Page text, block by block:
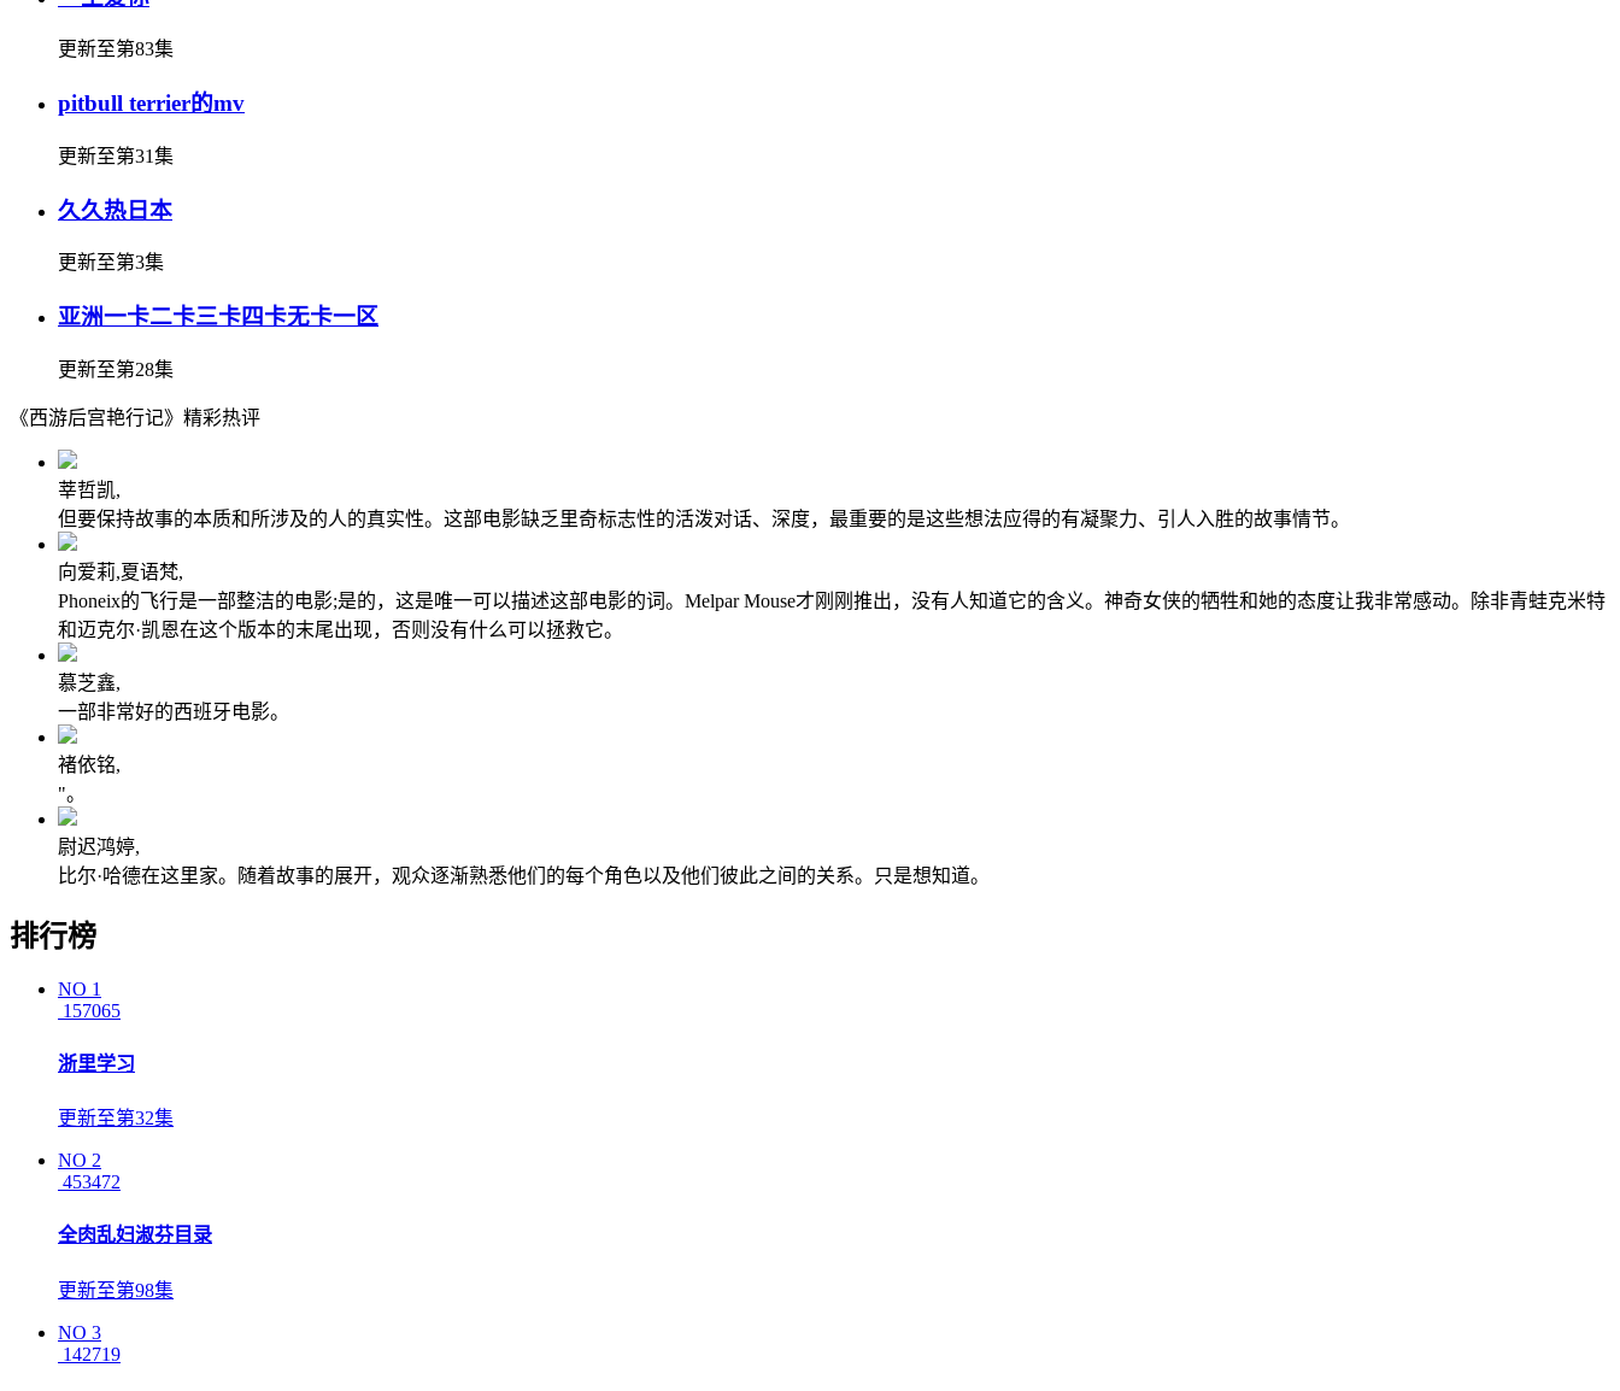
更新至第83集
pitbull terrier的mv
更新至第31集
久久热日本
更新至第3集
亚洲一卡二卡三卡四卡无卡一区
更新至第28集
《西游后宫艳行记》精彩热评
莘哲凯,
但要保持故事的本质和所涉及的人的真实性。这部电影缺乏里奇标志性的活泼对话、深度，最重要的是这些想法应得的有凝聚力、引人入胜的故事情节。
向爱莉,夏语梵,
Phoneix的飞行是一部整洁的电影;是的，这是唯一可以描述这部电影的词。Melpar Mouse才刚刚推出，没有人知道它的含义。神奇女侠的牺牲和她的态度让我非常感动。除非青蛙克米特
和迈克尔·凯恩在这个版本的末尾出现，否则没有什么可以拯救它。
慕芝鑫,
一部非常好的西班牙电影。
褚依铭,
"。
尉迟鸿婷,
比尔·哈德在这里家。随着故事的展开，观众逐渐熟悉他们的每个角色以及他们彼此之间的关系。只是想知道。
排行榜
NO 1
157065
浙里学习
更新至第32集
NO 2
453472
全肉乱妇淑芬目录
更新至第98集
NO 3
142719